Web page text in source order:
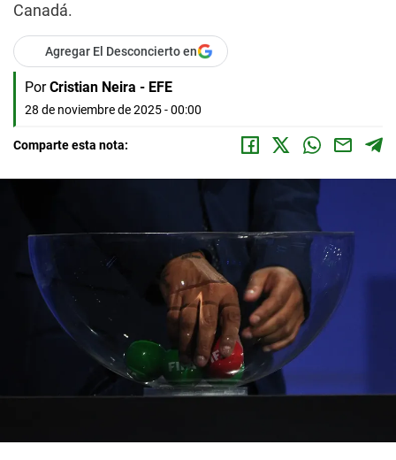
Canadá.
Agregar El Desconcierto en
Por Cristian Neira - EFE
28 de noviembre de 2025 - 00:00
Comparte esta nota: